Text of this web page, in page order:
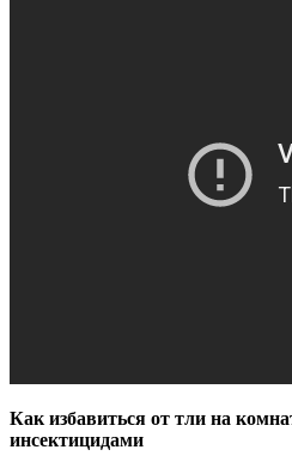
Как избавиться от тли на
инсектицидами